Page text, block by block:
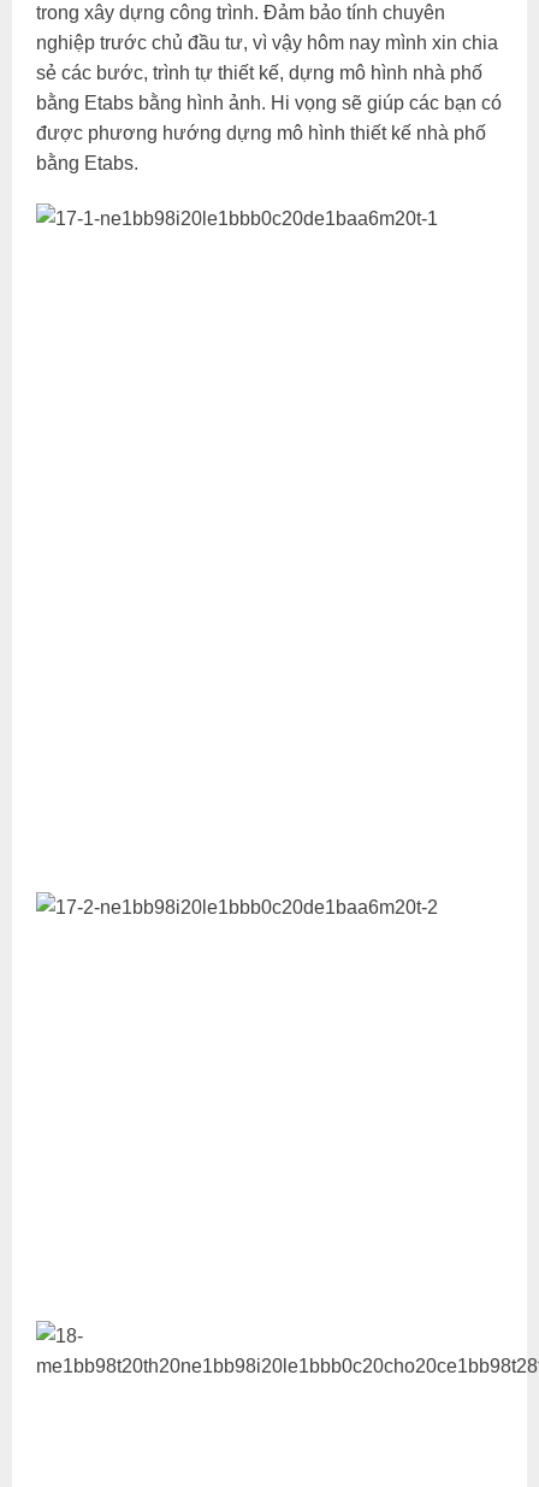
trong xây dựng công trình. Đảm bảo tính chuyên
nghiệp trước chủ đầu tư, vì vậy hôm nay mình xin chia
sẻ các bước, trình tự thiết kế, dựng mô hình nhà phố
bằng Etabs bằng hình ảnh. Hi vọng sẽ giúp các bạn có
được phương hướng dựng mô hình thiết kế nhà phố
bằng Etabs.